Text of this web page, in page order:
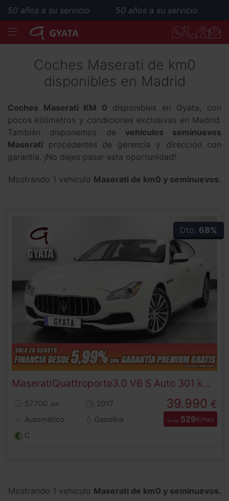
años a su servicio 50 años a su servicio
MENÚ
Coches Maserati de km0
disponibles en Madrid
Coches Maserati KM 0 disponibles en Gyata, con
pocos kilómetros y condiciones exclusivas en Madrid.
También disponemos de vehículos seminuevos
Maserati procedentes de gerencia y dirección con
garantía. ¡No dejes pasar esta oportunidad!
Mostrando 1 vehículo Maserati de km0 y seminuevos.
Dto. 68%
MaseratiQuattroporte 3.0 V6 S Auto 301 kW (410 CV)
57.700 km
2017
Automático
Gasolina
C
39.990 €
desde 529€/mes
Mostrando 1 vehículo Maserati de km0 y seminuevos.